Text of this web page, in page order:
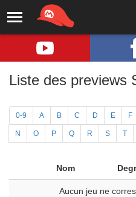
Liste des previews
0-9 A B C D E F
N O P Q R S T
Nom
Aucun jeu ne